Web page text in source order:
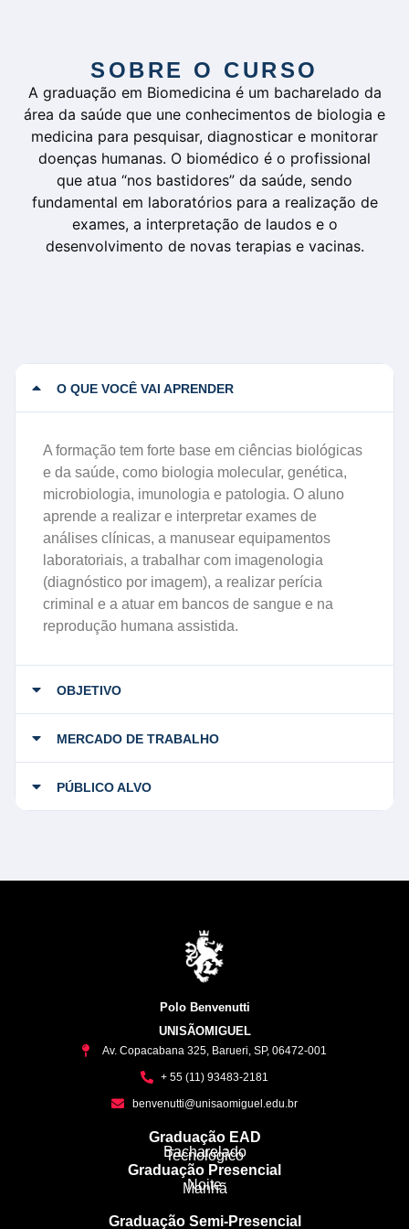
SOBRE O CURSO
A graduação em Biomedicina é um bacharelado da
área da saúde que une conhecimentos de biologia e
medicina para pesquisar, diagnosticar e monitorar
doenças humanas. O biomédico é o profissional
que atua “nos bastidores” da saúde, sendo
fundamental em laboratórios para a realização de
exames, a interpretação de laudos e o
desenvolvimento de novas terapias e vacinas.
O QUE VOCÊ VAI APRENDER
A formação tem forte base em ciências biológicas
e da saúde, como biologia molecular, genética,
microbiologia, imunologia e patologia. O aluno
aprende a realizar e interpretar exames de
análises clínicas, a manusear equipamentos
laboratoriais, a trabalhar com imagenologia
(diagnóstico por imagem), a realizar perícia
criminal e a atuar em bancos de sangue e na
reprodução humana assistida.
OBJETIVO
MERCADO DE TRABALHO
PÚBLICO ALVO
Polo Benvenutti
UNISÃOMIGUEL
Av. Copacabana 325, Barueri, SP, 06472-001
+ 55 (11) 93483-2181
benvenutti@unisaomiguel.edu.br
Graduação EAD
Bacharelado
Tecnológico
Graduação Presencial
Noite
Manhã
Graduação Semi-Presencial